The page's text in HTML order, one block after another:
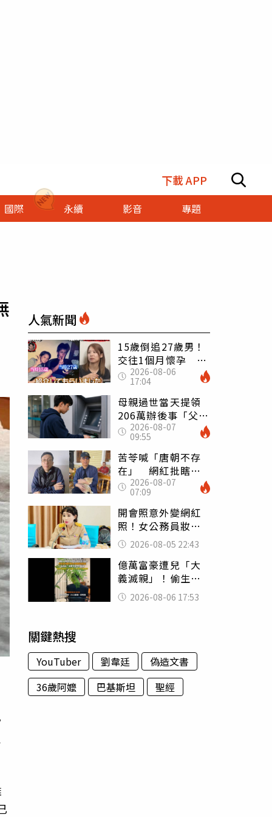
下載 APP
國際 永續 影音 專題
人氣新聞
15歲倒追27歲男！
交往1個月懷孕 36
歲當阿嬤故事曝光
2026-08-06
17:04
母親過世當天提領
206萬辦後事「父子
遭判刑」 律師：
搶錢先下手是罪
2026-08-07
09:55
苦苓喊「唐朝不存
在」 網紅批瞎編
歷史：李白、杜甫
用鮮卑文寫詩？
2026-08-07
07:09
開會照意外變網紅
照！女公務員妝容
掀2千則留言 本人
怒嗆：化妝有錯嗎
2026-08-05 22:43
億萬富豪遭兒「大
義滅親」！偷生子
怕曝光 竟盜鄰居
身份辦假證落戶
2026-08-06 17:53
關鍵熱搜
YouTuber 劉韋廷
偽造文書
36歲阿嬤
巴基斯坦 聖經